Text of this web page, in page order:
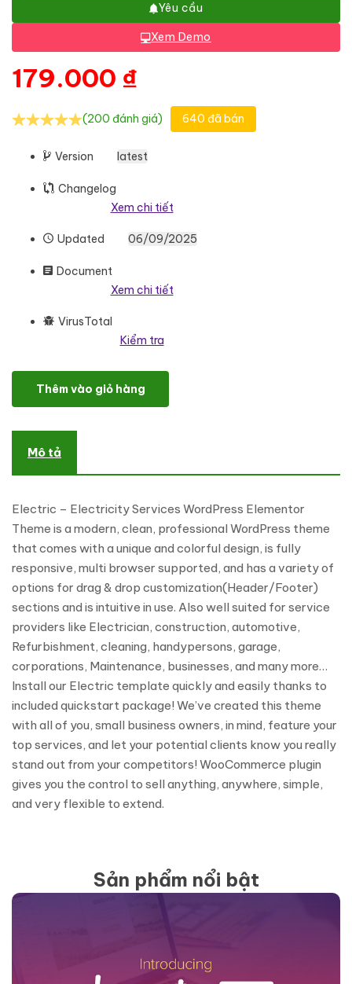
Yêu cầu
Xem Demo
179.000 ₫
(200 đánh giá) 640 đã bán
Version latest
Changelog
Xem chi tiết
Updated 06/09/2025
Document
Xem chi tiết
VirusTotal
Kiểm tra
Electric - Electricity Services WordPress Elementor Theme
Thêm vào giỏ hàng
Mô tả
Electric – Electricity Services WordPress Elementor
Theme is a modern, clean, professional WordPress theme
that comes with a unique and colorful design, is fully
responsive, multi browser supported, and has a variety of
options for drag & drop customization(Header/Footer)
sections and is intuitive in use. Also well suited for service
providers like Electrician, construction, automotive,
Refurbishment, cleaning, handypersons, garage,
corporations, Maintenance, businesses, and many more…
Install our Electric template quickly and easily thanks to
included quickstart package! We’ve created this theme
with all of you, small business owners, in mind, feature your
top services, and let your potential clients know you really
stand out from your competitors! WooCommerce plugin
gives you the control to sell anything, anywhere, simple,
and very flexible to extend.
Sản phẩm nổi bật